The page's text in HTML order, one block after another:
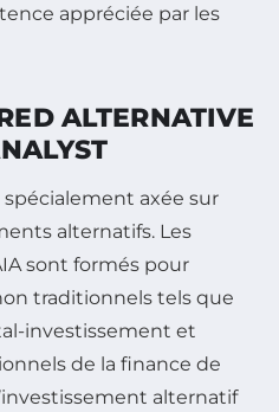
appréciée par les
ALTERNATIVE
axée sur
alternatifs. Les
sont formés pour
traditionnels tels que
investissement et
de la finance de
alternatif